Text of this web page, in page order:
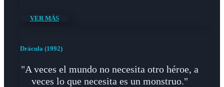
VER MÁS
Drácula (1992)
"A veces el mundo no necesita otro héroe, a
veces lo que necesita es un monstruo."